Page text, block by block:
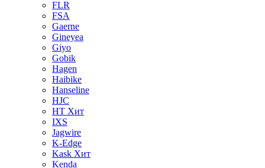
FLR
FSA
Gaerne
Gineyea
Giyo
Gobik
Hagen
Haibike
Hanseline
HJC
HT Хит
IXS
Jagwire
K-Edge
Kask Хит
Kenda